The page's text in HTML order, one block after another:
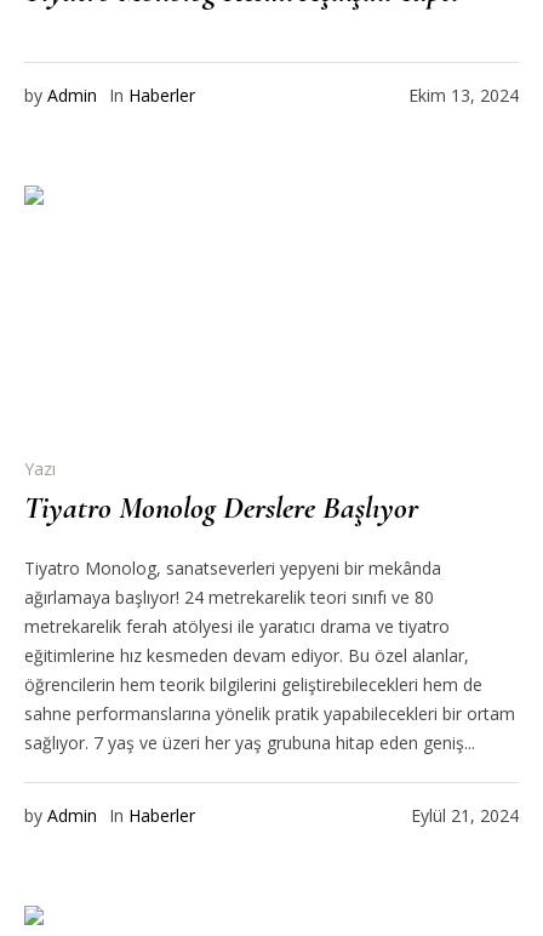
Ekim 13, 2024
by Admin In Haberler
Yazı
Tiyatro Monolog Derslere Başlıyor
Tiyatro Monolog, sanatseverleri yepyeni bir mekânda
ağırlamaya başlıyor! 24 metrekarelik teori sınıfı ve 80
metrekarelik ferah atölyesi ile yaratıcı drama ve tiyatro
eğitimlerine hız kesmeden devam ediyor. Bu özel alanlar,
öğrencilerin hem teorik bilgilerini geliştirebilecekleri hem de
sahne performanslarına yönelik pratik yapabilecekleri bir ortam
sağlıyor. 7 yaş ve üzeri her yaş grubuna hitap eden geniş...
Eylül 21, 2024
by Admin In Haberler